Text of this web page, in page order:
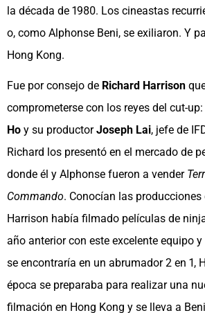
la década de 1980. Los cineastas
o, como Alphonse Beni, se exiliaron. Y
Hong Kong.
Fue por consejo de Richard Harrison
comprometerse con los reyes del cut-
Ho y su productorJoseph Lai, jefe de
Richard los presentó en el mercado de
donde él y Alphonse fueron a vender
Commando. Conocían las producciones
Harrison había filmado películas de
año anterior con este excelente equipo
se encontraría en un abrumador 2 en 1,
época se preparaba para realizar una
filmación en Hong Kong y se lleva a